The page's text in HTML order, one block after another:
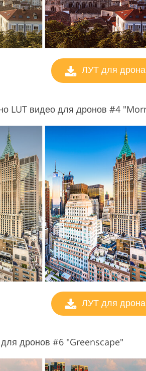
ЛУТ для дрона
ЛУТ для дрона
дронов #6 "Greenscape"